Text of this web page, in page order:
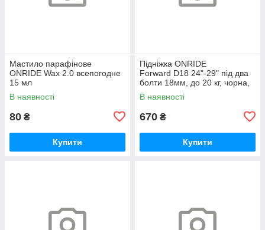
Мастило парафінове
ONRIDE Wax 2.0 всепогодне
15 мл
В наявності
80 ₴
Купити
Підніжка ONRIDE
Forward D18 24"-29" під два
болти 18мм, до 20 кг, чорна,
polybag
В наявності
670 ₴
Купити